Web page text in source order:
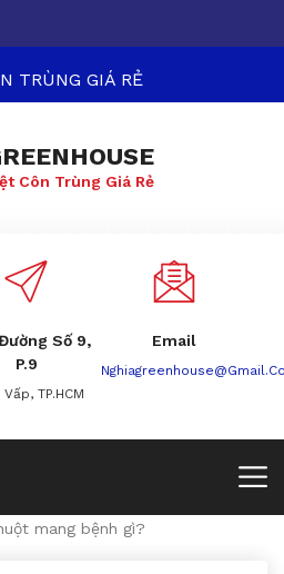
TRÙNG GIÁ RẺ
Côn Trùng Giá Rẻ
Số 9,
P.9
Vấp, TP.HCM
Email
mang bệnh gì?